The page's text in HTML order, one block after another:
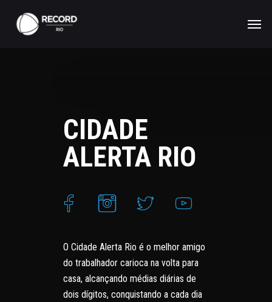
CIDADE
ALERTA RIO
O Cidade Alerta Rio é o melhor amigo
do trabalhador carioca na volta para
casa, alcançando médias diárias de
dois dígitos, conquistando a cada dia